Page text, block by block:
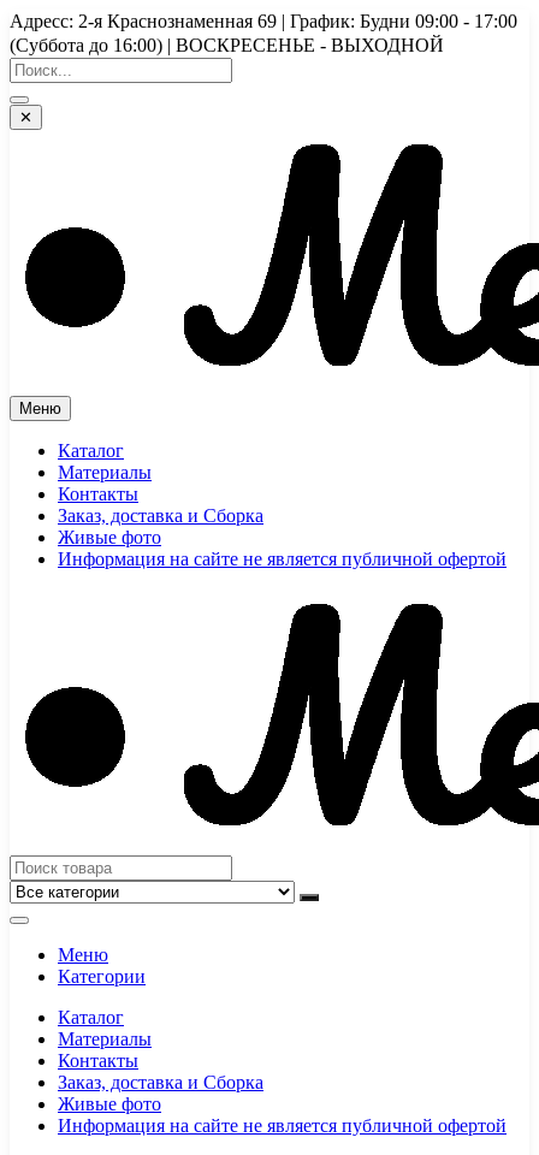
Перейти
к
содержимому
Адресс: 2-я Краснознаменная 69 | График: Будни 09:00 - 17:00
(Суббота до 16:00) | ВОСКРЕСЕНЬЕ - ВЫХОДНОЙ
✕
Меню
Каталог
Материалы
Контакты
Заказ, доставка и Сборка
Живые фото
Информация на сайте не является публичной офертой
Меню
Категории
Каталог
Материалы
Контакты
Заказ, доставка и Сборка
Живые фото
Информация на сайте не является публичной офертой